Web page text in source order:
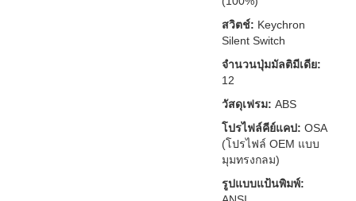
สวิตช์: Keychron
Silent Switch
จำนวนปุ่มมัลติมีเดีย:
12
วัสดุเฟรม: ABS
โปรไฟล์คีย์แคป: OSA
(โปรไฟล์ OEM แบบ
มุมทรงกลม)
รูปแบบแป้นพิมพ์: